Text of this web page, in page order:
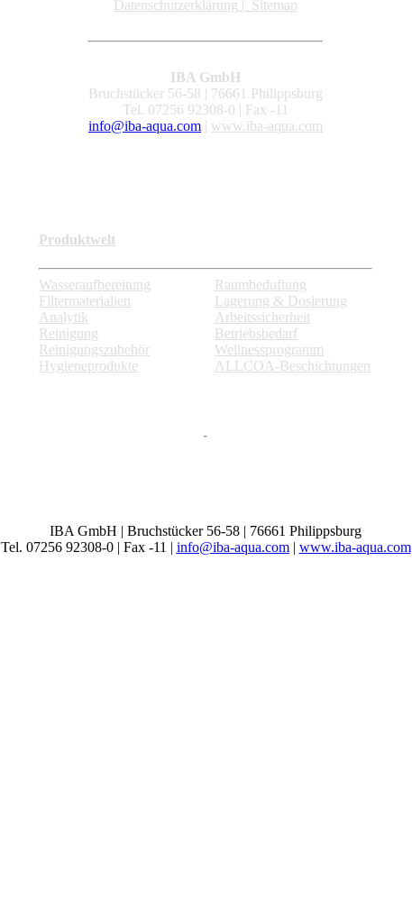
Datenschutzerklärung | Sitemap
IBA GmbH
Bruchstücker 56-58 | 76661 Philippsburg
Tel. 07256 92308-0 | Fax -11
info@iba-aqua.com | www.iba-aqua.com
Produktwelt
Wasseraufbereitung
Filtermaterialien
Analytik
Reinigung
Reinigungszubehör
Hygieneprodukte
Raumbeduftung
Lagerung & Dosierung
Arbeitssicherheit
Betriebsbedarf
Wellnessprogramm
ALLCOA-Beschichtungen
IBA GmbH | Bruchstücker 56-58 | 76661 Philippsburg
Tel. 07256 92308-0 | Fax -11 | info@iba-aqua.com| www.iba-aqua.com